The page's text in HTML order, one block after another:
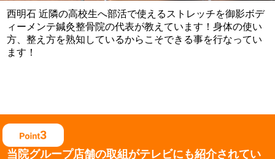
西明石 近隣の高校生へ部活で使えるストレッチを御影ボデ
ィーメンテ鍼灸整骨院の代表が教えています！身体の使い
方、整え方を熟知しているからこそできる事を行なってい
ます！
当院グループ店舗の取組がテレビにも紹介されてい